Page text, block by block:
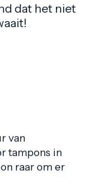
dat het niet
van
tampons in
raar om er